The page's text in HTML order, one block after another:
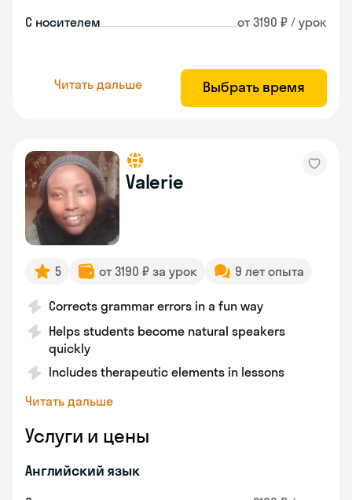
С носителем от 3190 ₽ / урок
Читать дальше Выбрать время
Valerie
5 от 3190 ₽ за урок 9 лет опыта
Corrects grammar errors in a fun way
Helps students become natural speakers
quickly
Includes therapeutic elements in lessons
Читать дальше
Услуги и цены
Английский язык